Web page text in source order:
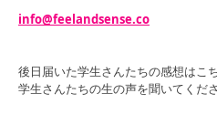
info@feelandsense.co
後日届いた学生さんたちの感想はこ
学生さんたちの生の声を聞いてくださ